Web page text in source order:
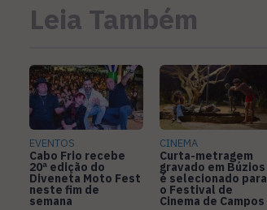
Leia Também
EVENTOS
Cabo Frio recebe
20ª edição do
Diveneta Moto Fest
neste fim de
semana
CINEMA
Curta-metragem
gravado em Búzios
é selecionado para
o Festival de
Cinema de Campos